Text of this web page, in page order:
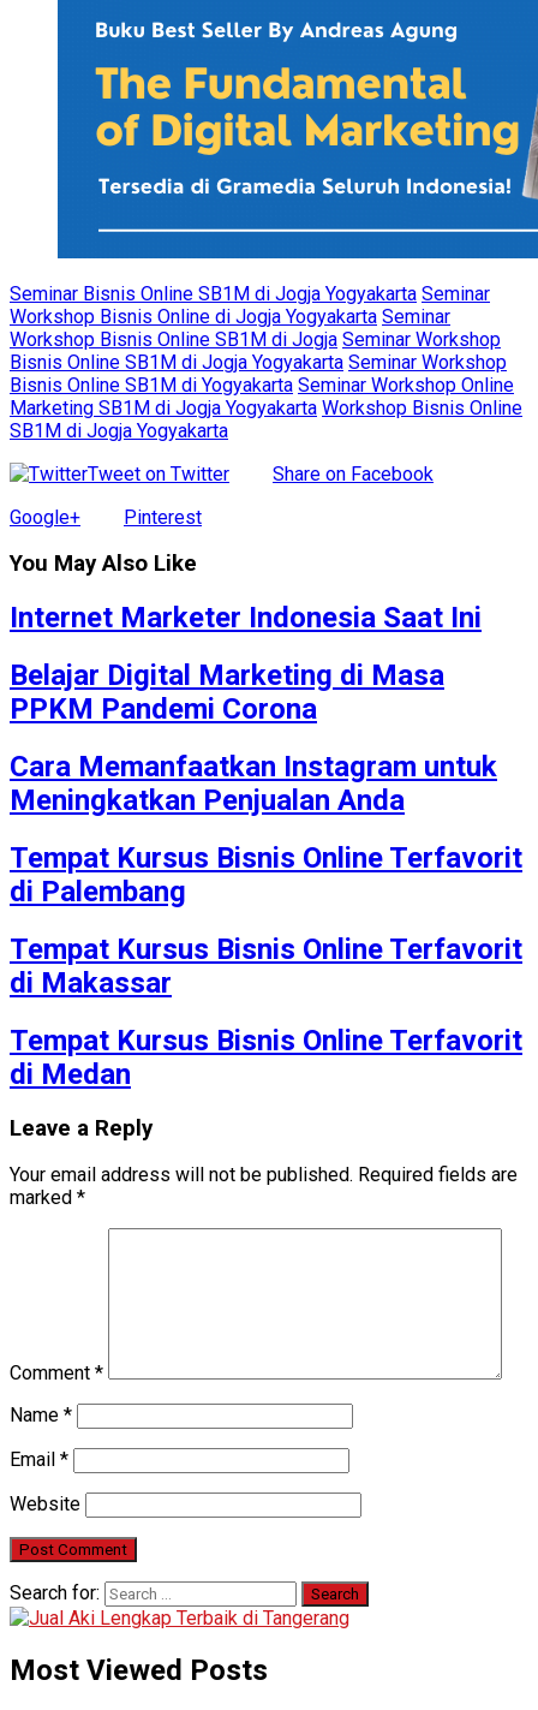
Seminar Bisnis Online SB1M di Jogja Yogyakarta Seminar
Workshop Bisnis Online di Jogja Yogyakarta Seminar
Workshop Bisnis Online SB1M di Jogja Seminar Workshop
Bisnis Online SB1M di Jogja Yogyakarta Seminar Workshop
Bisnis Online SB1M di Yogyakarta Seminar Workshop Online
Marketing SB1M di Jogja Yogyakarta Workshop Bisnis Online
SB1M di Jogja Yogyakarta
Tweet on Twitter
Share on Facebook
Google+
Pinterest
You May Also Like
Internet Marketer Indonesia Saat Ini
Belajar Digital Marketing di Masa
PPKM Pandemi Corona
Cara Memanfaatkan Instagram untuk
Meningkatkan Penjualan Anda
Tempat Kursus Bisnis Online Terfavorit
di Palembang
Tempat Kursus Bisnis Online Terfavorit
di Makassar
Tempat Kursus Bisnis Online Terfavorit
di Medan
Leave a Reply
Your email address will not be published. Required fields are
marked *
Comment *
Name *
Email *
Website
Search for:
Most Viewed Posts